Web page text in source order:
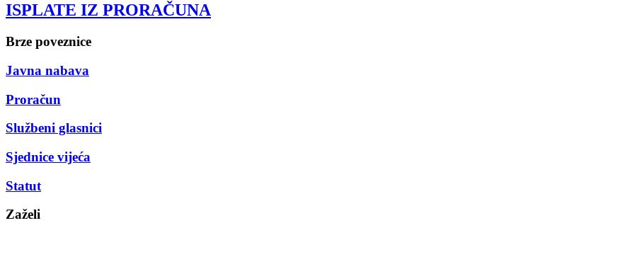
ISPLATE IZ PRORAČUNA
Brze poveznice
Javna nabava
Proračun
Službeni glasnici
Sjednice vijeća
Statut
Zaželi